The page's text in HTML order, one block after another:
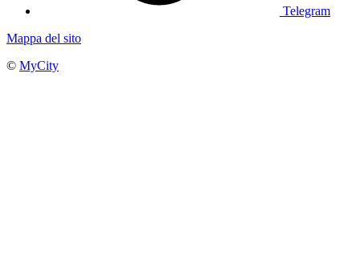
Telegram
Mappa del sito
© MyCity